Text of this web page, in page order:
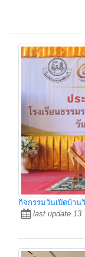
กิจกรรมวันเปิดบ้า
last update 13